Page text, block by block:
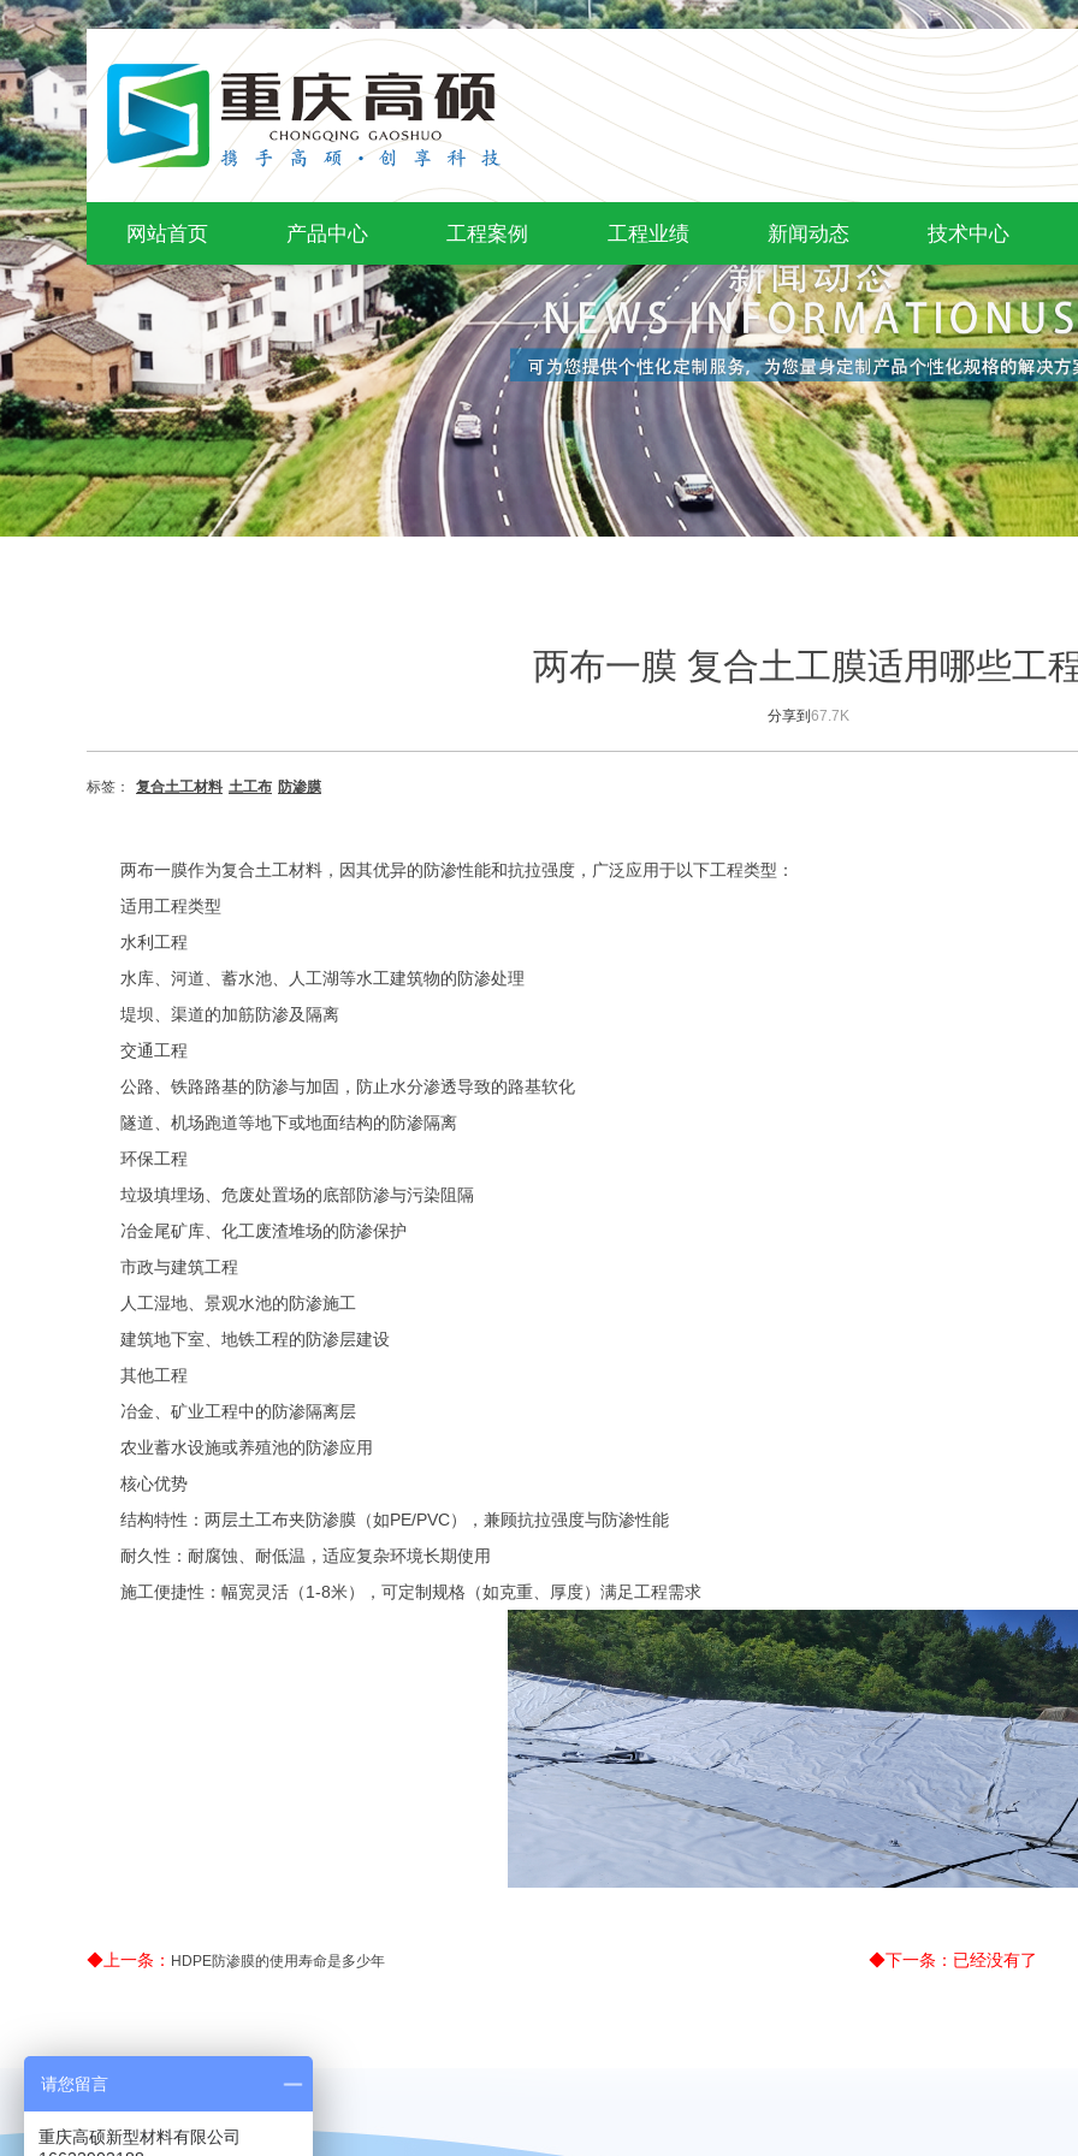
网站首页 产品中心 工程案例 工程业绩 新闻动态 技术中心
两布一膜 复合土工膜适用哪些工
分享到 67.7K
标签： 复合土工材料 土工布 防渗膜
两布一膜作为复合土工材料，因其优异的防渗性能和抗拉强度，广泛应用于以下工程类型：
适用工程类型
‌水利工程‌
水库、河道、蓄水池、人工湖等水工建筑物的防渗处理
堤坝、渠道的加筋防渗及隔离
‌交通工程‌
公路、铁路路基的防渗与加固，防止水分渗透导致的路基软化
隧道、机场跑道等地下或地面结构的防渗隔离
‌环保工程‌
垃圾填埋场、危废处置场的底部防渗与污染阻隔
冶金尾矿库、化工废渣堆场的防渗保护
‌市政与建筑工程‌
人工湿地、景观水池的防渗施工
建筑地下室、地铁工程的防渗层建设
‌其他工程‌
冶金、矿业工程中的防渗隔离层
农业蓄水设施或养殖池的防渗应用
核心优势
‌结构特性‌：两层土工布夹防渗膜（如PE/PVC），兼顾抗拉强度与防渗性能
‌耐久性‌：耐腐蚀、耐低温，适应复杂环境长期使用
‌施工便捷性‌：幅宽灵活（1-8米），可定制规格（如克重、厚度）满足工程需求
◆上一条： HDPE防渗膜的使用寿命是多少年 ◆下一条：已经没有了
请您留言
重庆高硕新型材料有限公司